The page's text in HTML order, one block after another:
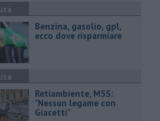
​Benzina, gasolio, gpl,
ecco dove risparmiare
Retiambiente, M5S:
"Nessun legame con
Giacetti"